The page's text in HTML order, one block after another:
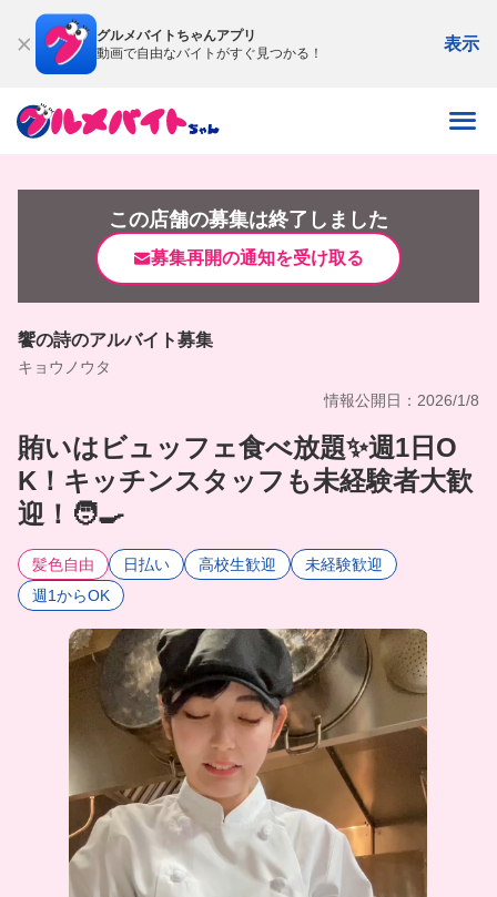
グルメバイトちゃんアプリ
動画で自由なバイトがすぐ見つかる！
表示
この店舗の募集は終了しました
募集再開の通知を受け取る
饗の詩のアルバイト募集
キョウノウタ
情報公開日：2026/1/8
賄いはビュッフェ食べ放題✨週1日O
K！キッチンスタッフも未経験者大歓
迎！🧑‍🍳
髪色自由 日払い 高校生歓迎
未経験歓迎
週1からOK